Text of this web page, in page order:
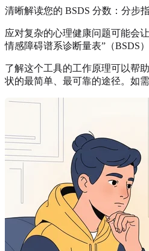
清晰解读您的 BSDS 分数：分步
应对复杂的心理健康问题可能会
情感障碍谱系诊断量表”（BSDS
了解这个工具的工作原理可以帮
状的最简单、最可靠的途径。如